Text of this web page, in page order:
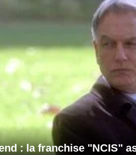
: la franchise "NCIS"